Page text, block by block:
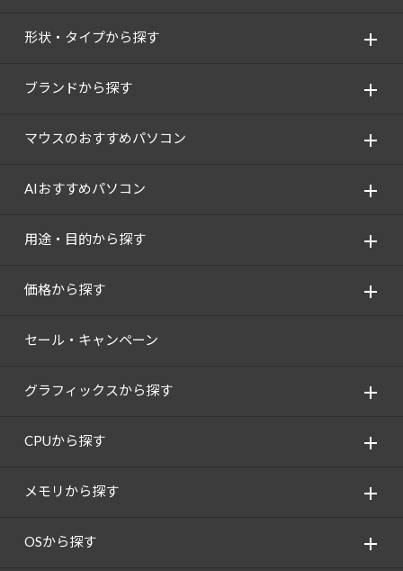
形状・タイプから探す
ブランドから探す
マウスのおすすめパソコン
AIおすすめパソコン
用途・目的から探す
価格から探す
セール・キャンペーン
グラフィックスから探す
CPUから探す
メモリから探す
OSから探す